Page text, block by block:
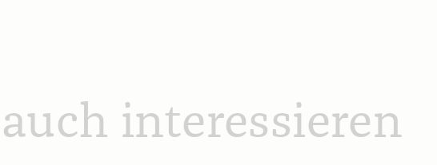
interessieren